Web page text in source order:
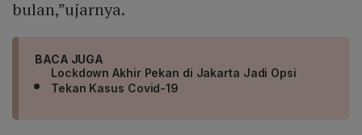
bulan,”ujarnya.
BACA JUGA
Lockdown Akhir Pekan di Jakarta Jadi Opsi
Tekan Kasus Covid-19